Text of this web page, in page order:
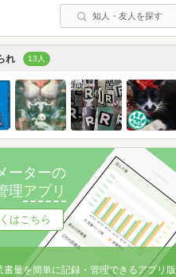
知人・友人を探す
れ 13人
ーターの
理アプリ
はこちら
書量を簡単に記録・管理できるアプリ版